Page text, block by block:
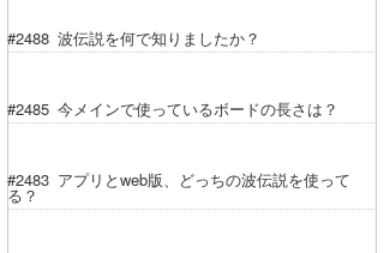
#2488 波伝説を何で知りましたか？
#2485 今メインで使っているボードの長さは？
#2483 アプリとweb版、どっちの波伝説を使って
る？